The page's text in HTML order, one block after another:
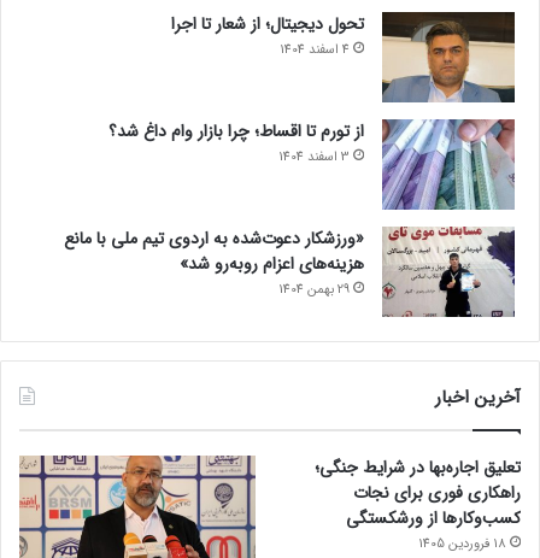
تحول دیجیتال؛ از شعار تا اجرا
4 اسفند 1404
از تورم تا اقساط؛ چرا بازار وام داغ شد؟
3 اسفند 1404
«ورزشکار دعوت‌شده به اردوی تیم ملی با مانع
هزینه‌های اعزام روبه‌رو شد»
29 بهمن 1404
آخرین اخبار
تعلیق اجاره‌بها در شرایط جنگی؛
راهکاری فوری برای نجات
کسب‌وکارها از ورشکستگی
18 فروردین 1405